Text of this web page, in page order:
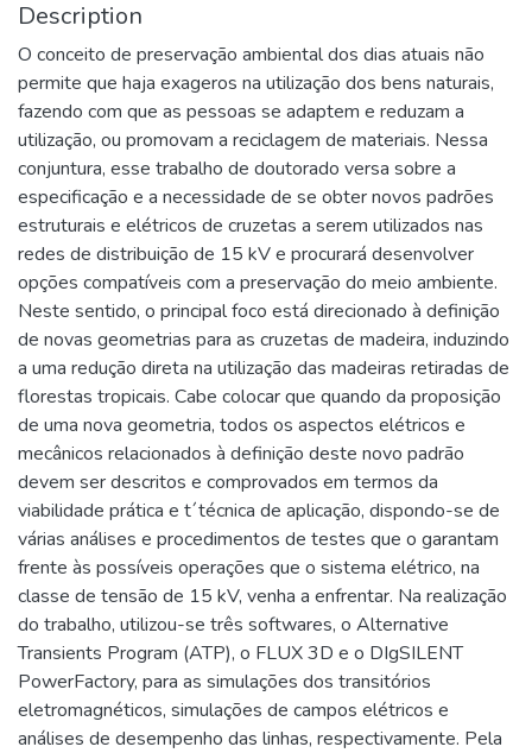
Description
O conceito de preservação ambiental dos dias atuais não
permite que haja exageros na utilização dos bens naturais,
fazendo com que as pessoas se adaptem e reduzam a
utilização, ou promovam a reciclagem de materiais. Nessa
conjuntura, esse trabalho de doutorado versa sobre a
especificação e a necessidade de se obter novos padrões
estruturais e elétricos de cruzetas a serem utilizados nas
redes de distribuição de 15 kV e procurará desenvolver
opções compatíveis com a preservação do meio ambiente.
Neste sentido, o principal foco está direcionado à definição
de novas geometrias para as cruzetas de madeira, induzindo
a uma redução direta na utilização das madeiras retiradas de
florestas tropicais. Cabe colocar que quando da proposição
de uma nova geometria, todos os aspectos elétricos e
mecânicos relacionados à definição deste novo padrão
devem ser descritos e comprovados em termos da
viabilidade prática e t´técnica de aplicação, dispondo-se de
várias análises e procedimentos de testes que o garantam
frente às possíveis operações que o sistema elétrico, na
classe de tensão de 15 kV, venha a enfrentar. Na realização
do trabalho, utilizou-se três softwares, o Alternative
Transients Program (ATP), o FLUX 3D e o DIgSILENT
PowerFactory, para as simulações dos transitórios
eletromagnéticos, simulações de campos elétricos e
análises de desempenho das linhas, respectivamente. Pela